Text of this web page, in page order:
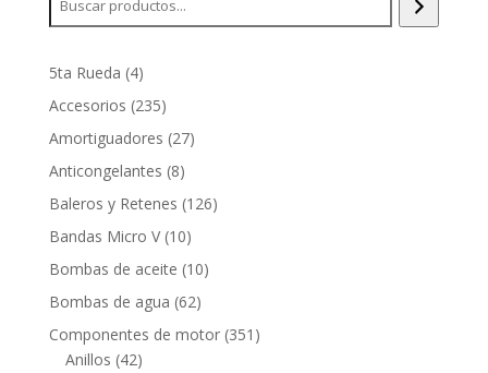
5ta Rueda 44
productos
Accesorios 235235
productos
Amortiguadores 2727
Anticongelantes 88
productos
Baleros y Retenes 126126
Bandas Micro V 1010
productos
Bombas de aceite 1010
Bombas de agua 6262
productos
Componentes de motor 351 351
Anillos 4242